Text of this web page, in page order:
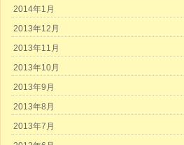
2014年1月
2013年12月
2013年11月
2013年10月
2013年9月
2013年8月
2013年7月